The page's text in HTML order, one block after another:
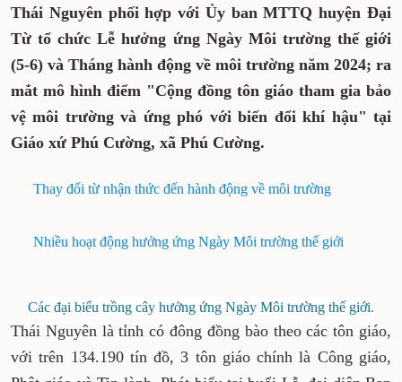
Thái Nguyên phối hợp với Ủy ban MTTQ huyện Đại
Từ tổ chức Lễ hưởng ứng Ngày Môi trường thế giới
(5-6) và Tháng hành động về môi trường năm 2024; ra
mắt mô hình điểm "Cộng đồng tôn giáo tham gia bảo
vệ môi trường và ứng phó với biến đổi khí hậu" tại
Giáo xứ Phú Cường, xã Phú Cường.
Thay đổi từ nhận thức đến hành động về môi trường
Nhiều hoạt động hưởng ứng Ngày Môi trường thế giới
Các đại biểu trồng cây hưởng ứng Ngày Môi trường thế giới.
Thái Nguyên là tỉnh có đông đồng bào theo các tôn giáo,
với trên 134.190 tín đồ, 3 tôn giáo chính là Công giáo,